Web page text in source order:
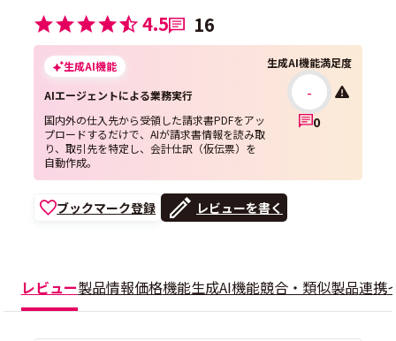
4.5 16
生成AI機能
AIエージェントによる業務実行
国内外の仕入先から受領した請求書PDFをアッ
プロードするだけで、AIが請求書情報を読み取
り、取引先を特定し、会計仕訳（仮伝票）を
自動作成。
生成AI機能満足度
-
0
ブックマーク登録 レビューを書く
レビュー製品情報価格機能生成AI機能競合・類似製品連携